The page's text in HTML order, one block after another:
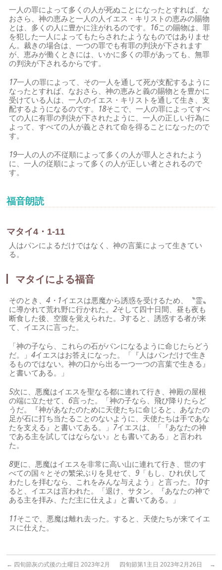
一人の罪によって多くの人が死ぬことになったとすれば、な
おさら、神の恵みと一人の人イエス・キリストの恵みの賜物
とは、多くの人に豊かに注がれるのです。 16この賜物は、罪
を犯した一人によってもたらされたようなものではありませ
ん。裁きの場合は、一つの罪でも有罪の判決が下されます
が、恵みが働くときには、いかに多くの罪があっても、無罪
の判決が下されるからです。
17一人の罪によって、その一人を通して死が支配するように
なったとすれば、なおさら、神の恵みと義の賜物とを豊かに
受けている人は、一人のイエス・キリストを通して生き、支
配するようになるのです。 18そこで、一人の罪によってすべ
ての人に有罪の判決が下されたように、一人の正しい行為に
よって、すべての人が義とされて命を得ることになったので
す。
19一人の人の不従順によって多くの人が罪人とされたよう
に、一人の従順によって多くの人が正しい者とされるので
す。
福音朗読
マタイ4・1-11
人はパンによるだけではなく、神の言葉によって生きてい
る。
マタイによる福音
そのとき、4・1イエスは悪魔から誘惑を受けるため、〝霊〟
に導かれて荒れ野に行かれた。2そして四十日間、昼も夜も
断食した後、空腹を覚えられた。3すると、誘惑する者が来
て、イエスに言った。
「神の子なら、これらの石がパンになるように命じたらどう
だ。」4イエスはお答えになった。「『人はパンだけで生き
るものではない。神の口から出る一つ一つの言葉で生きる』
と書いてある。」
5次に、悪魔はイエスを聖なる都に連れて行き、神殿の屋根
の端に立たせて、 6言った。「神の子なら、飛び降りたらど
うだ。『神があなたのために天使たちに命じると、あなたの
足が石に打ち当たることのないように、天使たちは手であな
たを支える』と書いてある。」 7イエスは、「『あなたの神
である主を試してはならない』とも書いてある」と言われ
た。
8更に、悪魔はイエスを非常に高い山に連れて行き、世のす
べての国々とその繁栄ぶりを見せて、9 「もし、ひれ伏して
わたしを拝むなら、これをみんな与えよう」と言った。 10す
ると、イエスは言われた。「退け、サタン。『あなたの神で
ある主を拝み、ただ主に仕えよ』と書いてある。」
11そこで、悪魔は離れ去った。すると、天使たちが来てイエ
スに仕えた。
← 四旬節灰の式後の土曜日 2023年2月
四旬節第1主日 2023年2月26日 →